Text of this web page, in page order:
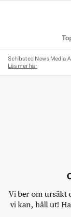
Schibsted News Media
Läs mer här
Vi ber om ursäkt
vi kan, håll ut!